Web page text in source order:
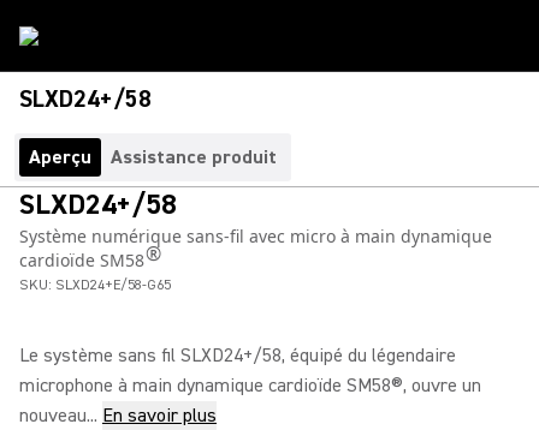
SLXD24+/58
Aperçu Assistance produit
SLXD24+/58
Système numérique sans-fil avec micro à main dynamique
cardioïde SM58®
SKU: SLXD24+E/58-G65
Le système sans fil SLXD24+/58, équipé du légendaire
microphone à main dynamique cardioïde SM58®, ouvre un
nouveau... En savoir plus